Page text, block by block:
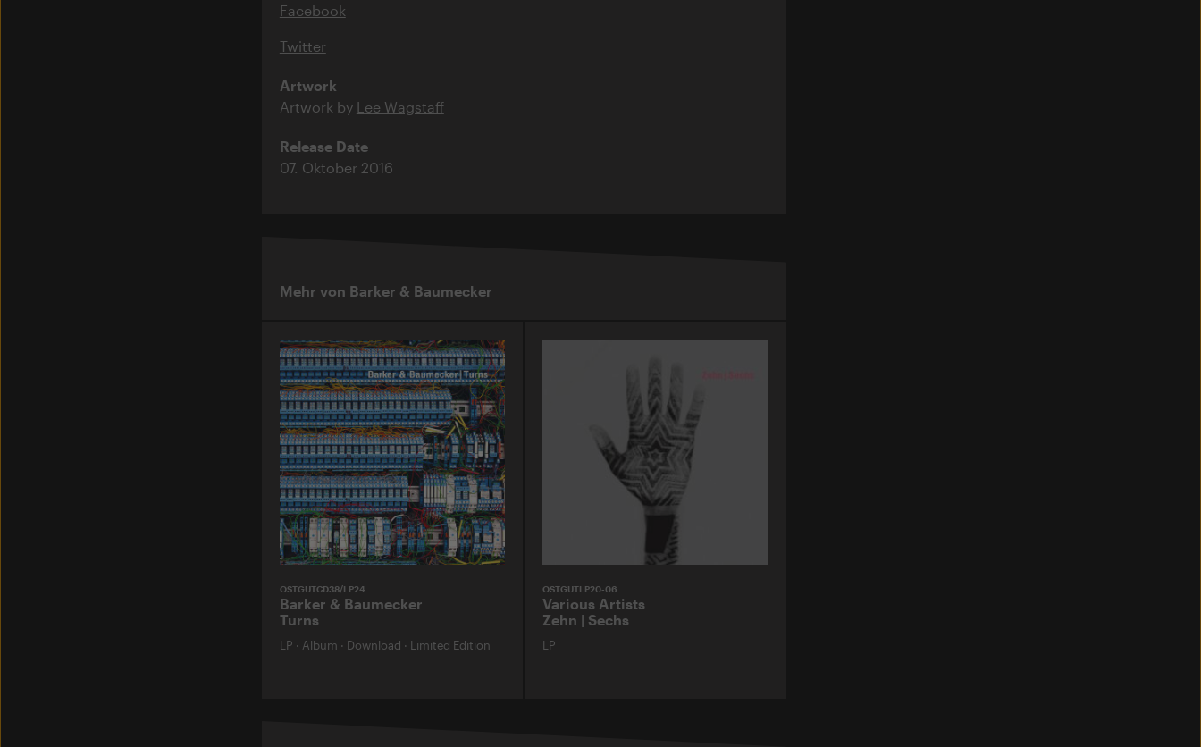
Facebook
Twitter
Artwork
Artwork by Lee Wagstaff
Release Date
07. Oktober 2016
Mehr von Barker & Baumecker
OSTGUTCD38/LP24
Barker & Baumecker
Turns
LP · Album · Download · Limited Edition
OSTGUTLP20-06
Various Artists
Zehn | Sechs
LP